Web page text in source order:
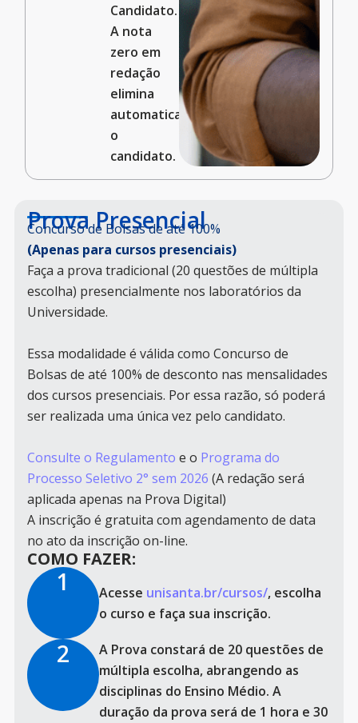
Candidato.
A nota
zero em
redação
elimina
automaticamente
o
candidato.
Prova Presencial
Concurso de Bolsas de até 100%
(Apenas para cursos presenciais)
Faça a prova tradicional (20 questões de múltipla
escolha) presencialmente nos laboratórios da
Universidade.
Essa modalidade é válida como Concurso de
Bolsas de até 100% de desconto nas mensalidades
dos cursos presenciais. Por essa razão, só poderá
ser realizada uma única vez pelo candidato.
Consulte o Regulamento e o Programa do
Processo Seletivo 2° sem 2026 (A redação será
aplicada apenas na Prova Digital)
A inscrição é gratuita com agendamento de data
no ato da inscrição on-line.
COMO FAZER:
1 Acesse unisanta.br/cursos/, escolha
o curso e faça sua inscrição.
2
A Prova constará de 20 questões de
múltipla escolha, abrangendo as
disciplinas do Ensino Médio. A
duração da prova será de 1 hora e 30